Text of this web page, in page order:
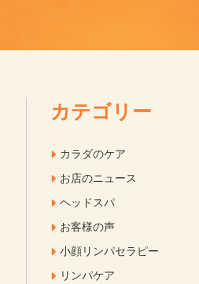
カテゴリー
カラダのケア
お店のニュース
ヘッドスパ
お客様の声
小顔リンパセラピー
リンパケア